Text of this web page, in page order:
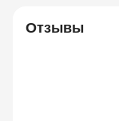
Отзывы